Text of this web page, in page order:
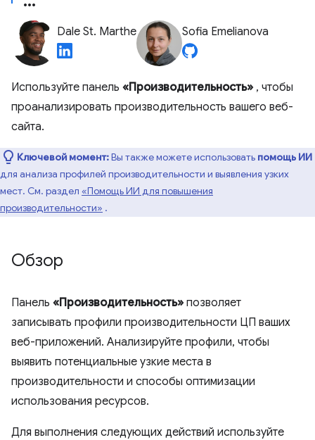
Dale St. Marthe Sofia Emelianova
Используйте панель «Производительность» , чтобы
проанализировать производительность вашего веб-
сайта.
Ключевой момент:Вы также можете использовать помощь ИИ
для анализа профилей производительности и выявления узких
мест. См. раздел «Помощь ИИ для повышения
производительности» .
Обзор
Панель «Производительность» позволяет
записывать профили производительности ЦП ваших
веб-приложений. Анализируйте профили, чтобы
выявить потенциальные узкие места в
производительности и способы оптимизации
использования ресурсов.
Для выполнения следующих действий используйте